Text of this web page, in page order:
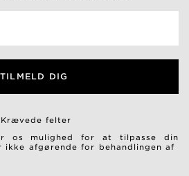
TILMELD DIG
felter
os mulighed for at tilpasse din
ikke afgørende for behandlingen af